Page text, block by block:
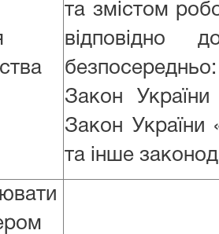
та змістом
відповідно
Закон
Закон України
та інше